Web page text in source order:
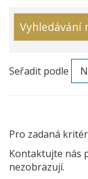
Seřadit podle
Pro zadaná
Kontaktujte nás
nezobrazují.